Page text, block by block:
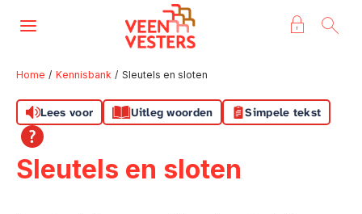
Naar hoofdinhoud
Naar hoofdnavigatiemenu
Naar zoeken
Naar de homepage
Ga naar Hoofd
Home Kennisbank Sleutels en sloten
Lees voor Uitleg woorden Simpele tekst
Sleutels en sloten